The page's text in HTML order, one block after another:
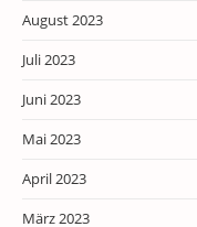
August 2023
Juli 2023
Juni 2023
Mai 2023
April 2023
März 2023